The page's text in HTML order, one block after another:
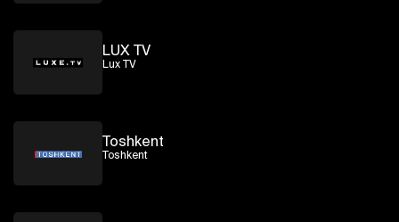
LUX TV
Lux TV
Toshkent
Toshkent